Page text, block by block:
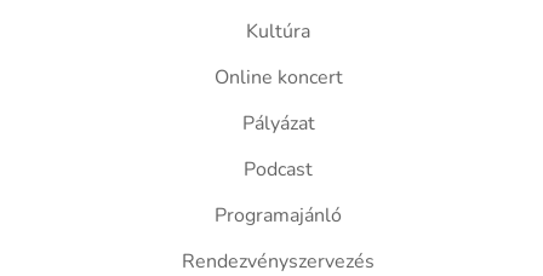
Kultúra
Online koncert
Pályázat
Podcast
Programajánló
Rendezvényszervezés